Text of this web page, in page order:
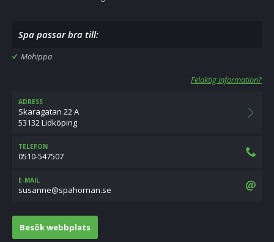
Spa passar bra till:
Möhippa
Felaktig information?
ADRESS
Skaragatan 22 A
53132 Lidköping
TELEFON
0510-547507
E-MAIL
es.nanrohaps@ennasus
Besök webbplats